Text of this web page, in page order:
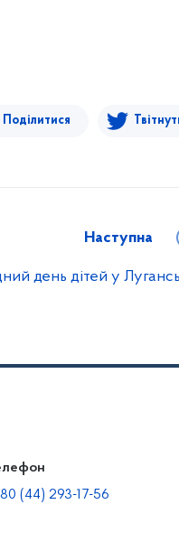
Поділитися
Наступна
день дітей у
(44) 293-17-56